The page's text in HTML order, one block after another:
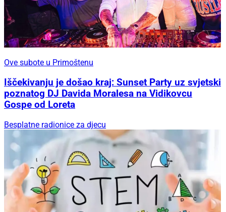
Ove subote u Primoštenu
Iščekivanju je došao kraj: Sunset Party uz svjetski
poznatog DJ Davida Moralesa na Vidikovcu
Gospe od Loreta
Besplatne radionice za djecu